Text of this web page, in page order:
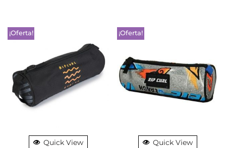
¡Oferta!
Quick View
¡Oferta!
Quick View